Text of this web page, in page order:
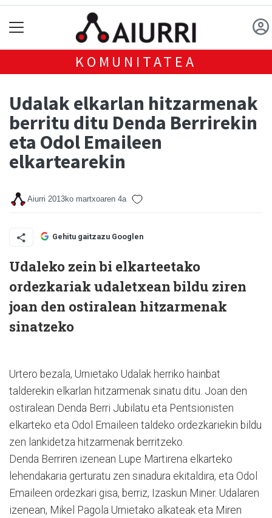
KOMUNITATEA
Udalak elkarlan hitzarmenak
berritu ditu Denda Berrirekin
eta Odol Emaileen
elkartearekin
Aiurri 2013ko martxoaren 4a
Gehitu gaitzazu Googlen
Udaleko zein bi elkarteetako
ordezkariak udaletxean bildu ziren
joan den ostiralean hitzarmenak
sinatzeko
Urtero bezala, Urnietako Udalak herriko hainbat
talderekin elkarlan hitzarmenak sinatu ditu. Joan den
ostiralean Denda Berri Jubilatu eta Pentsionisten
elkarteko eta Odol Emaileen taldeko ordezkariekin bildu
zen lankidetza hitzarmenak berritzeko.
Denda Berriren izenean Lupe Martirena elkarteko
lehendakaria gerturatu zen sinadura ekitaldira, eta Odol
Emaileen ordezkari gisa, berriz, Izaskun Miner. Udalaren
izenean, Mikel Pagola Urnietako alkateak eta Miren